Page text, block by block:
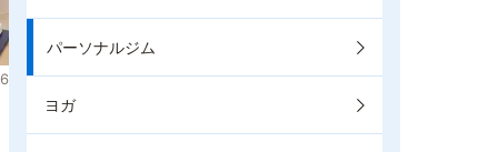
パーソナルジム
ヨガ